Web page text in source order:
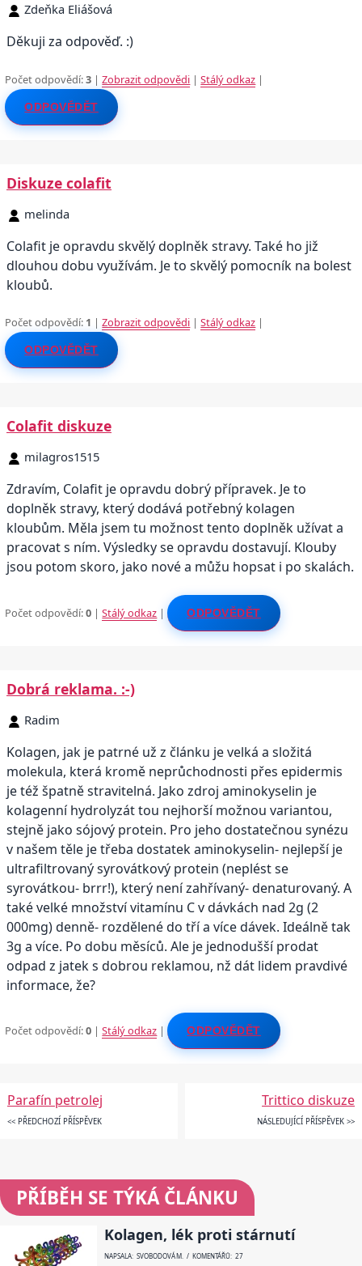
Zdeňka Eliášová
Děkuji za odpověď. :)
Počet odpovědí:3 |Zobrazit odpovědi |Stálý odkaz |
ODPOVĚDĚT
Diskuze colafit
melinda
Colafit je opravdu skvělý doplněk stravy. Také ho již
dlouhou dobu využívám. Je to skvělý pomocník na bolest
kloubů.
Počet odpovědí: 1 |Zobrazit odpovědi |Stálý odkaz |
ODPOVĚDĚT
Colafit diskuze
milagros1515
Zdravím, Colafit je opravdu dobrý přípravek. Je to
doplněk stravy, který dodává potřebný kolagen
kloubům. Měla jsem tu možnost tento doplněk užívat a
pracovat s ním. Výsledky se opravdu dostavují. Klouby
jsou potom skoro, jako nové a můžu hopsat i po skalách.
Počet odpovědí:0 |Stálý odkaz | ODPOVĚDĚT
Dobrá reklama. :-)
Radim
Kolagen, jak je patrné už z článku je velká a složitá
molekula, která kromě neprůchodnosti přes epidermis
je též špatně stravitelná. Jako zdroj aminokyselin je
kolagenní hydrolyzát tou nejhorší možnou variantou,
stejně jako sójový protein. Pro jeho dostatečnou synézu
v našem těle je třeba dostatek aminokyselin- nejlepší je
ultrafiltrovaný syrovátkový protein (neplést se
syrovátkou- brrr!), který není zahřívaný- denaturovaný. A
také velké množství vitamínu C v dávkách nad 2g (2
000mg) denně- rozdělené do tří a více dávek. Ideálně tak
3g a více. Po dobu měsíců. Ale je jednodušší prodat
odpad z jatek s dobrou reklamou, nž dát lidem pravdivé
informace, že?
Počet odpovědí:0 |Stálý odkaz | ODPOVĚDĚT
Parafín petrolej
<< PŘEDCHOZÍ PŘÍSPĚVEK
Trittico diskuze
NÁSLEDUJÍCÍ PŘÍSPĚVEK >>
PŘÍBĚH SE TÝKÁ ČLÁNKU
Kolagen, lék proti stárnutí
NAPSALA: SVOBODOVÁ M. / KOMENTÁŘŮ: 27